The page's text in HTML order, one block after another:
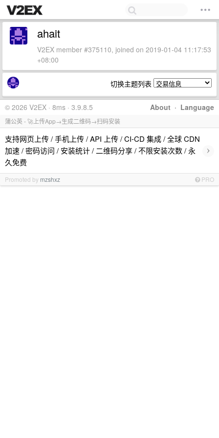
ahait
V2EX member #375110, joined on 2019-01-04 11:17:53
+08:00
切换主题列表
About · Language
© 2026 V2EX · 8ms · 3.9.8.5
蒲公英 - 🚀上传App→生成二维码→扫码安装
支持网页上传 / 手机上传 / API 上传 / CI-CD 集成 / 全球 CDN
加速 / 密码访问 / 安装统计 / 二维码分享 / 不限安装次数 / 永
久免费
›
Promoted by mzshxz PRO